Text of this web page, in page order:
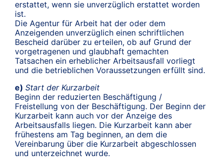
erstattet, wenn sie unverzüglich erstattet worden
ist.
Die Agentur für Arbeit hat der oder dem
Anzeigenden unverzüglich einen schriftlichen
Bescheid darüber zu erteilen, ob auf Grund der
vorgetragenen und glaubhaft gemachten
Tatsachen ein erheblicher Arbeitsausfall vorliegt
und die betrieblichen Voraussetzungen erfüllt sind.
e) Start der Kurzarbeit
Beginn der reduzierten Beschäftigung /
Freistellung von der Beschäftigung. Der Beginn der
Kurzarbeit kann auch vor der Anzeige des
Arbeitsausfalls liegen. Die Kurzarbeit kann aber
frühestens am Tag beginnen, an dem die
Vereinbarung über die Kurzarbeit abgeschlossen
und unterzeichnet wurde.